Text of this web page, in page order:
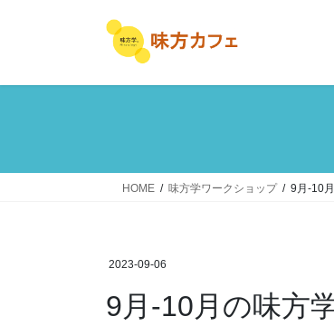
HOME 味方学ワークショップ 9月-10
2023-09-06
9月-10月の味方